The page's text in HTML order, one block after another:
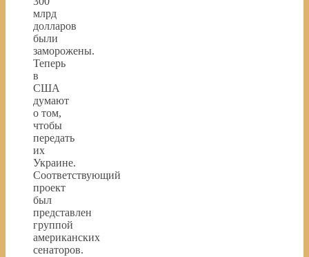
млрд
долларов
были
заморожены.
Теперь
в
США
думают
о том,
чтобы
передать
их
Украине.
Соответствующий
проект
был
представлен
группой
американских
сенаторов.